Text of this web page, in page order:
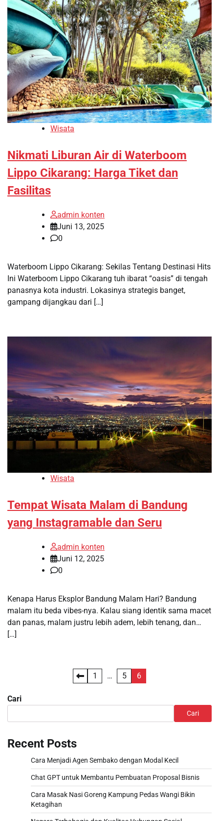
Wisata
Nikmati Liburan Air di Waterboom
Lippo Cikarang: Harga Tiket dan
Fasilitas
admin konten
Juni 13, 2025
0
Waterboom Lippo Cikarang: Sekilas Tentang Destinasi Hits
Ini Waterboom Lippo Cikarang tuh ibarat “oasis” di tengah
panasnya kota industri. Lokasinya strategis banget,
gampang dijangkau dari […]
Wisata
Tempat Wisata Malam di Bandung
yang Instagramable dan Seru
admin konten
Juni 12, 2025
0
Kenapa Harus Eksplor Bandung Malam Hari? Bandung
malam itu beda vibes-nya. Kalau siang identik sama macet
dan panas, malam justru lebih adem, lebih tenang, dan…
[…]
pos
1 … 5 6
Cari
Cari
Recent Posts
Cara Menjadi Agen Sembako dengan Modal Kecil
Chat GPT untuk Membantu Pembuatan Proposal Bisnis
Cara Masak Nasi Goreng Kampung Pedas Wangi Bikin
Ketagihan